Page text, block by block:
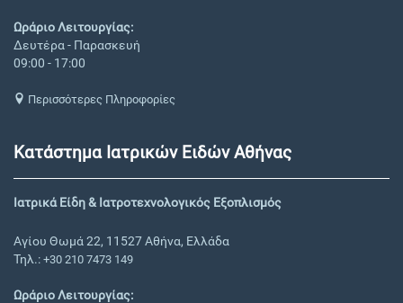
Ωράριο Λειτουργίας:
Δευτέρα - Παρασκευή
09:00 - 17:00
Περισσότερες Πληροφορίες
Κατάστημα Ιατρικών Ειδών Αθήνας
Ιατρικά Είδη & Ιατροτεχνολογικός Εξοπλισμός
Αγίου Θωμά 22, 11527 Αθήνα, Ελλάδα
Τηλ.: +30 210 7473 149
Ωράριο Λειτουργίας: